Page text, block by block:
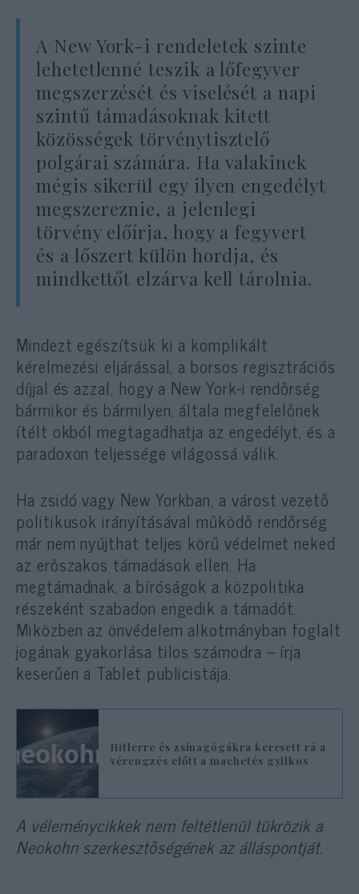
A New York-i rendeletek szinte
lehetetlenné teszik a lőfegyver
megszerzését és viselését a napi
szintű támadásoknak kitett
közösségek törvénytisztelő
polgárai számára. Ha valakinek
mégis sikerül egy ilyen engedélyt
megszereznie, a jelenlegi
törvény előírja, hogy a fegyvert
és a lőszert külön hordja, és
mindkettőt elzárva kell tárolnia.
Mindezt egészítsük ki a komplikált
kérelmezési eljárással, a borsos regisztrációs
díjjal és azzal, hogy a New York-i rendőrség
bármikor és bármilyen, általa megfelelőnek
ítélt okból megtagadhatja az engedélyt, és a
paradoxon teljessége világossá válik.
Ha zsidó vagy New Yorkban, a várost vezető
politikusok irányításával működő rendőrség
már nem nyújthat teljes körű védelmet neked
az erőszakos támadások ellen. Ha
megtámadnak, a bíróságok a közpolitika
részeként szabadon engedik a támadót.
Miközben az önvédelem alkotmányban foglalt
jogának gyakorlása tilos számodra – írja
keserűen a Tablet publicistája.
Hitlerre és zsinagógákra keresett rá a
vérengzés előtt a machetés gyilkos
A véleménycikkek nem feltétlenül tükrözik a
Neokohn szerkesztőségének az álláspontját.